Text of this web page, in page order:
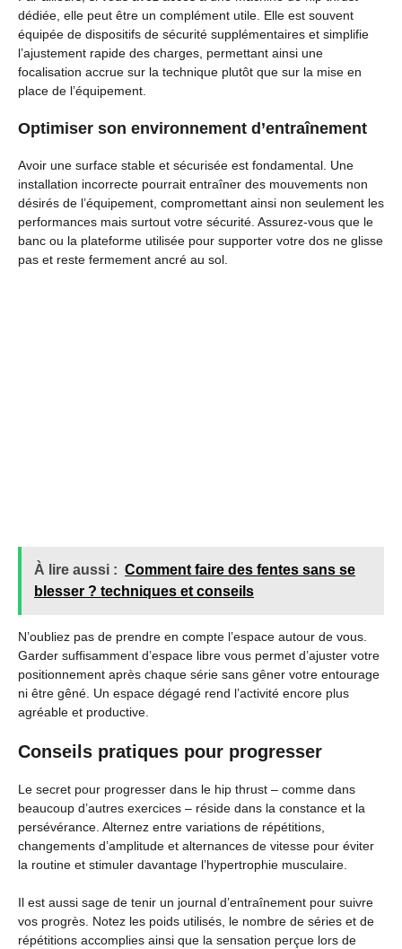
dédiée, elle peut être un complément utile. Elle est souvent
équipée de dispositifs de sécurité supplémentaires et simplifie
l’ajustement rapide des charges, permettant ainsi une
focalisation accrue sur la technique plutôt que sur la mise en
place de l’équipement.
Optimiser son environnement d’entraînement
Avoir une surface stable et sécurisée est fondamental. Une
installation incorrecte pourrait entraîner des mouvements non
désirés de l’équipement, compromettant ainsi non seulement les
performances mais surtout votre sécurité. Assurez-vous que le
banc ou la plateforme utilisée pour supporter votre dos ne glisse
pas et reste fermement ancré au sol.
À lire aussi : Comment faire des fentes sans se
blesser ? techniques et conseils
N’oubliez pas de prendre en compte l’espace autour de vous.
Garder suffisamment d’espace libre vous permet d’ajuster votre
positionnement après chaque série sans gêner votre entourage
ni être gêné. Un espace dégagé rend l’activité encore plus
agréable et productive.
Conseils pratiques pour progresser
Le secret pour progresser dans le hip thrust – comme dans
beaucoup d’autres exercices – réside dans la constance et la
persévérance. Alternez entre variations de répétitions,
changements d’amplitude et alternances de vitesse pour éviter
la routine et stimuler davantage l’hypertrophie musculaire.
Il est aussi sage de tenir un journal d’entraînement pour suivre
vos progrès. Notez les poids utilisés, le nombre de séries et de
répétitions accomplies ainsi que la sensation perçue lors de